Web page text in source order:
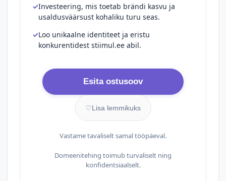
Investeering, mis toetab brändi kasvu ja
usaldusväärsust kohaliku turu seas.
Loo unikaalne identiteet ja eristu
konkurentidest stiimul.ee abil.
Esita ostusoov
♡Lisa lemmikuks
Vastame tavaliselt samal tööpäeval.
Domeenitehing toimub turvaliselt ning
konfidentsiaalselt.